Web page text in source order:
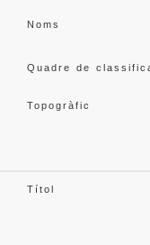
Noms
Quadre de
Topogràfic
Títol